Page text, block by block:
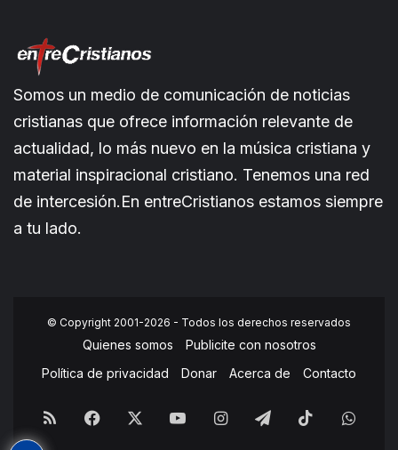
Somos un medio de comunicación de noticias
cristianas que ofrece información relevante de
actualidad, lo más nuevo en la música cristiana y
material inspiracional cristiano. Tenemos una red
de intercesión.En entreCristianos estamos siempre
a tu lado.
© Copyright 2001-2026 - Todos los derechos reservados
Quienes somos
Publicite con nosotros
Política de privacidad
Donar Acerca de Contacto
RSS Facebook YouTubeInstagramTelegramTikTok